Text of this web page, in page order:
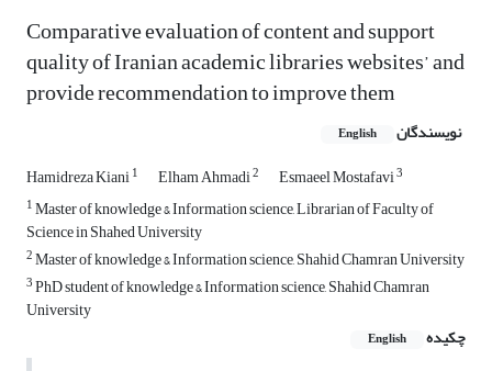
Comparative evaluation of content and support
quality of Iranian academic libraries websites’ and
provide recommendation to improve them
نویسندگان English
Hamidreza Kiani1 Elham Ahmadi2 Esmaeel Mostafavi3
1Master of knowledge & Information science, Librarian of Faculty of
Science in Shahed University
2Master of knowledge & Information science, Shahid Chamran University
3PhD student of knowledge & Information science, Shahid Chamran
University
چکیده
English